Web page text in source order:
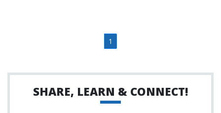
1
SHARE, LEARN & CONNECT!